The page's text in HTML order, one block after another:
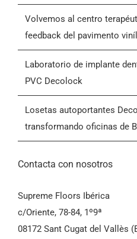
Contactar
Volvemos al centro
feedback del pavimento
Laboratorio de implante
PVC Decolock
Losetas autoportantes
transformando oficinas de
Contacta con nosotros
Supreme Floors Ibérica
c/Oriente, 78-84, 1º9ª
08172 Sant Cugat del Vallès